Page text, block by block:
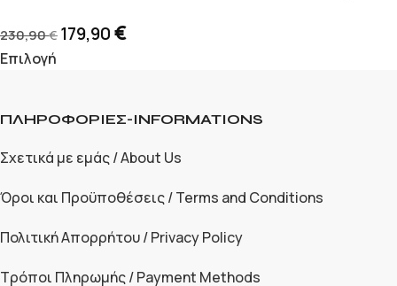
230,90€ 179,90€
Επιλογή
ΠΛΗΡΟΦΟΡΙΕΣ-INFORMATIONS
Σχετικά με εμάς / About Us
Όροι και Προϋποθέσεις / Terms and Conditions
Πολιτική Απορρήτου / Privacy Policy
Τρόποι Πληρωμής / Payment Methods